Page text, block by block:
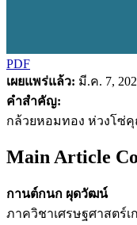
PDF
เผยแพร่แล้ว: มี.ค. 7,
คำสำคัญ:
กล้วยหอมทอง ห่วงโซ่
Main Article
กานต์กนก ผุดวัฒน์
ภาควิชาเศรษฐศาสตร์